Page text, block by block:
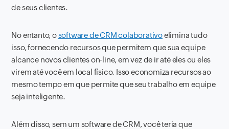
de seus clientes.
No entanto, osoftware de CRM colaborativoelimina tudo
isso, fornecendo recursos que permitem que sua equipe
alcance novos clientes on-line, em vez de ir até eles ou eles
virem até você em local físico. Isso economiza recursos ao
mesmo tempo em que permite que seu trabalho em equipe
seja inteligente.
Além disso, sem um software de CRM, você teria que